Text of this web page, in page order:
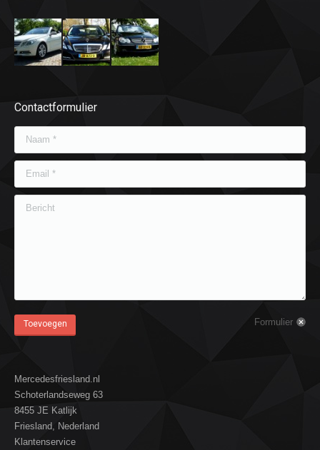
Contactformulier
Naam *
Email *
Bericht
Toevoegen Formulier
Mercedesfriesland.nl
Schoterlandseweg 63
8455 JE Katlijk
Friesland, Nederland
Klantenservice